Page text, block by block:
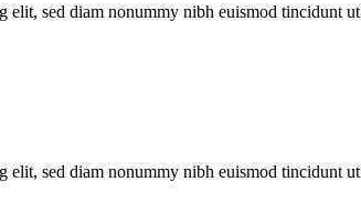
elit, sed diam nonummy nibh euismod tincidunt ut
elit, sed diam nonummy nibh euismod tincidunt ut